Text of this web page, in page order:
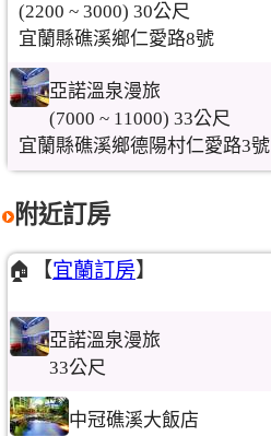
(2200 ~ 3000) 30公尺
宜蘭縣礁溪鄉仁愛路8號
亞諾溫泉漫旅
(7000 ~ 11000) 33公尺
宜蘭縣礁溪鄉德陽村仁愛路3號
附近訂房
🏠【宜蘭訂房】
亞諾溫泉漫旅
33公尺
中冠礁溪大飯店